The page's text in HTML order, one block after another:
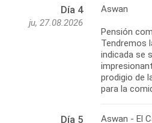
Día 4
ju, 27.08.2026
Aswan
Pensión
Tendremos
indicada se
prodigio de
para la
Día 5 Aswan - El